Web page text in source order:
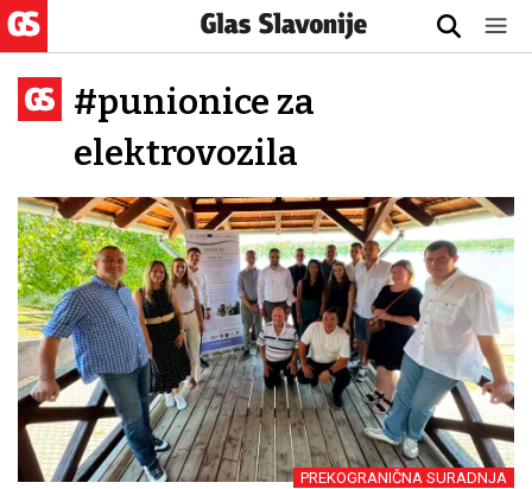
#punionice za
elektrovozila
PREKOGRANIČNA SURADNJA